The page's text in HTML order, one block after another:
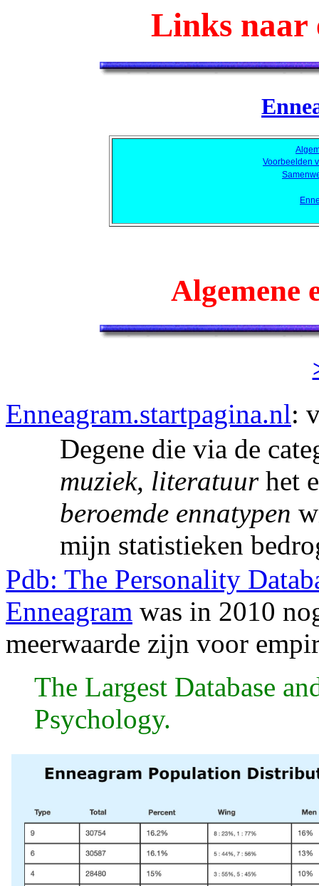
Links naar
Voorbeelden
Algemene
Enneagram.startpagina.nl:
Degene die via de
muziek, literatuurhet
beroemde ennatypen
mijn statistieken
Pdb: The Personality
Enneagram was in 2010
meerwaarde zijn voor
The Largest Database
Psychology.